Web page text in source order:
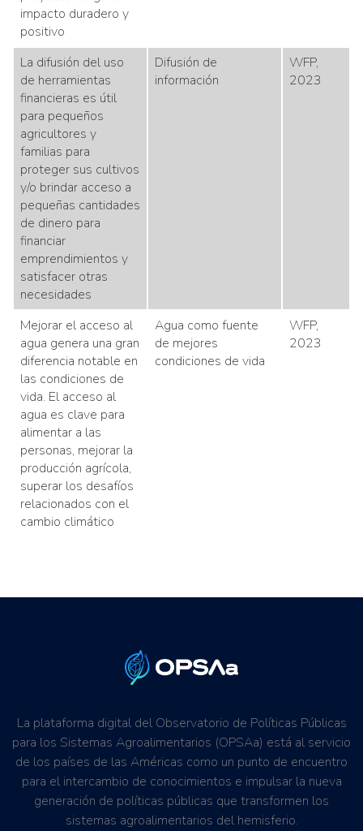
impacto duradero y
positivo
La difusión del uso
de herramientas
financieras es útil
para pequeños
agricultores y
familias para
proteger sus cultivos
y/o brindar acceso a
pequeñas cantidades
de dinero para
financiar
emprendimientos y
satisfacer otras
necesidades
Difusión de
información
WFP,
2023
Mejorar el acceso al
agua genera una gran
diferencia notable en
las condiciones de
vida. El acceso al
agua es clave para
alimentar a las
personas, mejorar la
producción agrícola,
superar los desafíos
relacionados con el
cambio climático
Agua como fuente
de mejores
condiciones de vida
WFP,
2023
La plataforma digital del Observatorio de Políticas Públicas
para los Sistemas Agroalimentarios (OPSAa) está al servicio
de los países de las Américas como un punto de encuentro
para el intercambio de conocimientos e impulsar la nueva
generación de políticas públicas que transformen los
sistemas agroalimentarios del hemisferio.